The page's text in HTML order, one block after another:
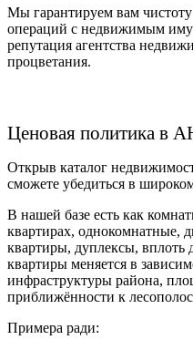
Мы гарантируем вам
операций с недвижимым
репутация агентства
процветания.
Ценовая политика в
Открыв каталог
сможете убедиться в
В нашей базе есть как
квартирах, однокомнатные,
квартиры, дуплексы, вплоть
квартиры меняется в
инфраструктуры района,
приближённости к
Примера ради: